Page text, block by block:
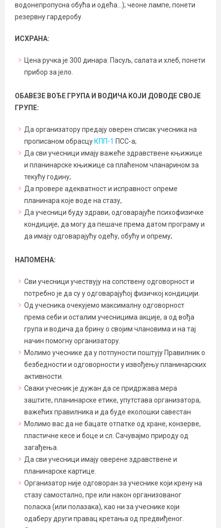
водонепропусна обућа и одећа…); чеоне лампе, понети
резервну гардеробу.
ИСХРАНА:
Цена ручка је 300 динара: Пасуљ, салата и хлеб, понети
прибор за јело.
ОБАВЕЗЕ ВОЂЕ ГРУПА И ВОДИЧА КОЈИ ДОВОДЕ СВОЈЕ
ГРУПЕ:
Да организатору предају оверен списак учесника на
прописаном обрасцу КПП-1 ПСС-a;
Да сви учесници имају важеће здравствене књижице
и планинарске књижице са плаћеном чланарином за
текућу годину;
Да провере адекватност и исправност опреме
планинара које воде на стазу,
Да учесници буду здрави, одговарајуће психофизичке
кондиције, да могу да пешаче према датом програму и
да имају одговарајућу одећу, обућу и опрему;
НАПОМЕНА:
Сви учесници учествују на сопствену одговорност и
потребно је да су у одговарајућој физичкој кондицији.
Од учесника очекујемо максималну одговорност
према себи и осталим учесницима акције, а од вођа
група и водича да брину о својим члановима и на тај
начин помогну организатору.
Молимо учеснике да у потпуности поштују Правилник о
безбедности и одговорности у извођењу планинарских
активности.
Сваки учесник је дужан да се придржава мера
заштите, планинарске етике, упутстава организатора,
важећих правилника и да буде еколошки савестан
Молимо вас да не бацате отпатке од хране, конзерве,
пластичне кесе и боце и сл. Сачувајмо природу од
загађења.
Да сви учесници имају оверене здравствене и
планинарске картице.
Организатор није одговоран за учеснике који крену на
стазу самостално, пре или након организованог
поласка (или полазака), као ни за учеснике који
одаберу други правац кретања од предвиђеног.